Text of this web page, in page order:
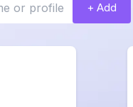
+ Add